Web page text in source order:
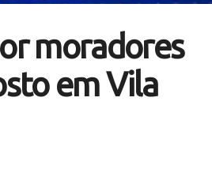
moradores
em Vila